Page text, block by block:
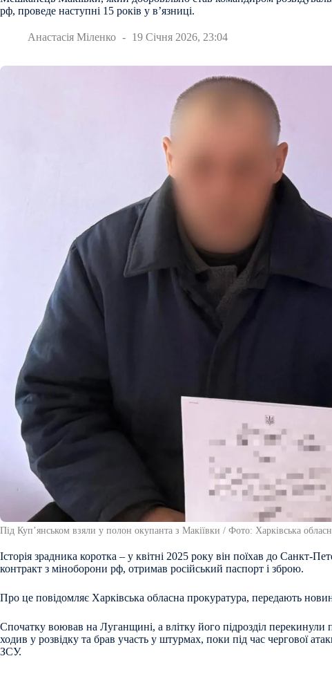
рф, проведе наступні 15 років у в’язниці.
Анастасія Міленко 19 Січня 2026, 23:04
Під Купʼянськом взяли у полон окупанта з Макіївки / Фото: Харківська
Історія зрадника коротка – у квітні 2025 року він поїхав до Санкт-
контракт з міноборони рф, отримав російський паспорт і зброю.
Про це повідомляє Харківська обласна прокуратура, передають
Спочатку воював на Луганщині, а влітку його підрозділ перекинули
ходив у розвідку та брав участь у штурмах, поки під час чергової
ЗСУ.